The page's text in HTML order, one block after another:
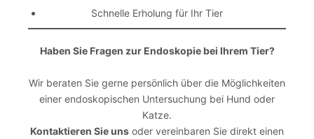
Schnelle Erholung für Ihr Tier
Haben Sie Fragen zur Endoskopie bei Ihrem Tier?
Wir beraten Sie gerne persönlich über die Möglichkeiten
einer endoskopischen Untersuchung bei Hund oder
Katze.
Kontaktieren Sie uns oder vereinbaren Sie direkt einen